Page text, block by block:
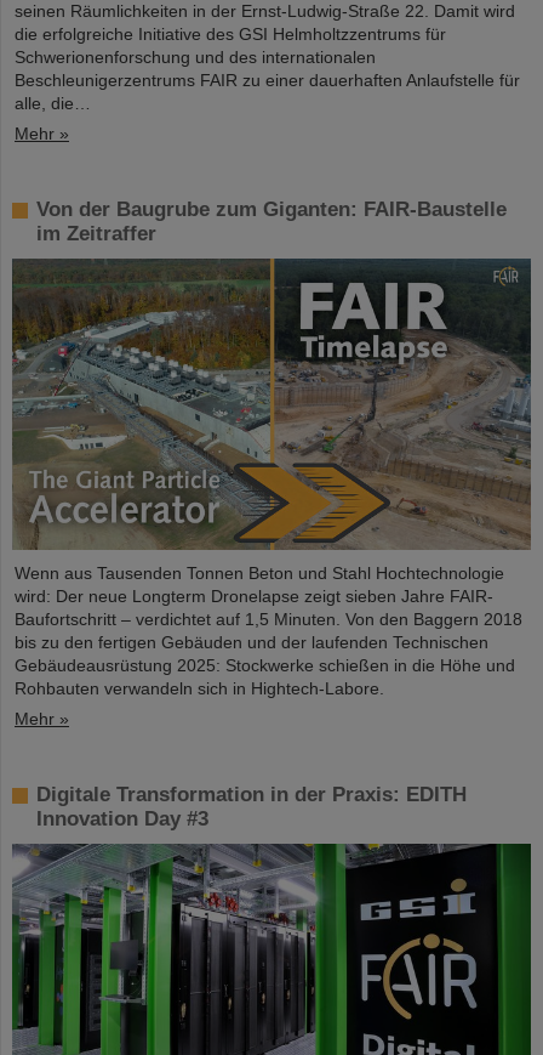
seinen Räumlichkeiten in der Ernst-Ludwig-Straße 22. Damit wird
die erfolgreiche Initiative des GSI Helmholtzzentrums für
Schwerionenforschung und des internationalen
Beschleunigerzentrums FAIR zu einer dauerhaften Anlaufstelle für
alle, die…
Mehr »
Von der Baugrube zum Giganten: FAIR-Baustelle
im Zeitraffer
Wenn aus Tausenden Tonnen Beton und Stahl Hochtechnologie
wird: Der neue Longterm Dronelapse zeigt sieben Jahre FAIR-
Baufortschritt – verdichtet auf 1,5 Minuten. Von den Baggern 2018
bis zu den fertigen Gebäuden und der laufenden Technischen
Gebäudeausrüstung 2025: Stockwerke schießen in die Höhe und
Rohbauten verwandeln sich in Hightech-Labore.​
Mehr »
Digitale Transformation in der Praxis: EDITH
Innovation Day #3